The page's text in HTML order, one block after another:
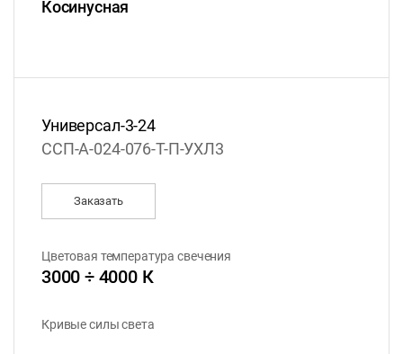
Косинусная
Универсал-3-24
ССП-А-024-076-Т-П-УХЛ3
Заказать
Цветовая температура свечения
3000 ÷ 4000 К
Кривые силы света